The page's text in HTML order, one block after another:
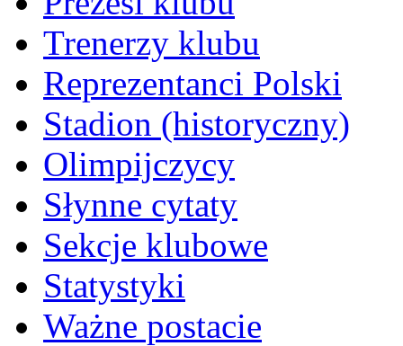
Trenerzy klubu
Reprezentanci Polski
Stadion (historyczny)
Olimpijczycy
Słynne cytaty
Sekcje klubowe
Statystyki
Ważne postacie